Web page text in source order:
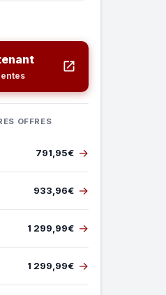
OFFRES
791,95€ →
933,96€ →
1 299,99€ →
1 299,99€ →